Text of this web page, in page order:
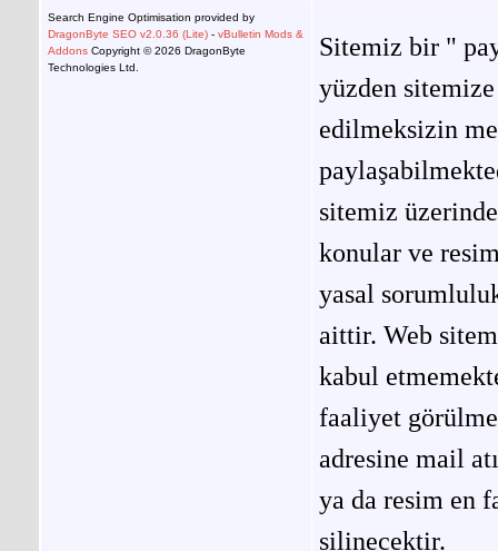
Search Engine Optimisation provided by
DragonByte SEO v2.0.36 (Lite) - vBulletin Mods &
Addons Copyright © 2026 DragonByte
Technologies Ltd.
Sitemiz bir "
yüzden
edilmeksizin
sitemiz
konular ve
yasal
aittir. Web
kabul
faaliyet
adresine mail
ya da resim en
silinecektir.